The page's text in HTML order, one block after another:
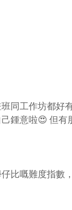
同工作坊都好
鍾意啦😍 但
比嘅難度指數